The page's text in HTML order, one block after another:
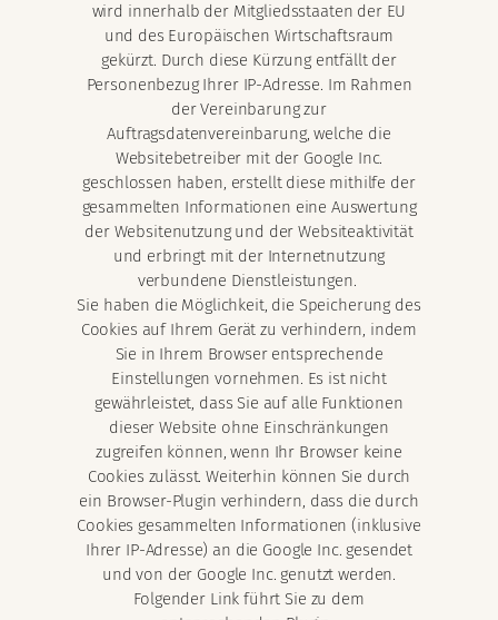
wird innerhalb der Mitgliedsstaaten der EU
und des Europäischen Wirtschaftsraum
gekürzt. Durch diese Kürzung entfällt der
Personenbezug Ihrer IP-Adresse. Im Rahmen
der Vereinbarung zur
Auftragsdatenvereinbarung, welche die
Websitebetreiber mit der Google Inc.
geschlossen haben, erstellt diese mithilfe der
gesammelten Informationen eine Auswertung
der Websitenutzung und der Websiteaktivität
und erbringt mit der Internetnutzung
verbundene Dienstleistungen.
Sie haben die Möglichkeit, die Speicherung des
Cookies auf Ihrem Gerät zu verhindern, indem
Sie in Ihrem Browser entsprechende
Einstellungen vornehmen. Es ist nicht
gewährleistet, dass Sie auf alle Funktionen
dieser Website ohne Einschränkungen
zugreifen können, wenn Ihr Browser keine
Cookies zulässt. Weiterhin können Sie durch
ein Browser-Plugin verhindern, dass die durch
Cookies gesammelten Informationen (inklusive
Ihrer IP-Adresse) an die Google Inc. gesendet
und von der Google Inc. genutzt werden.
Folgender Link führt Sie zu dem